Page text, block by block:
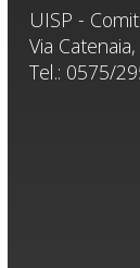
UISP -
Via
Tel.: 0575/